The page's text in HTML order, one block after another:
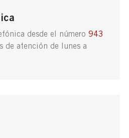
desde el número 943
de atención de lunes a